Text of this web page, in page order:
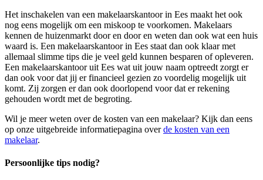
Het inschakelen van een makelaarskantoor in Ees maakt het ook
nog eens mogelijk om een miskoop te voorkomen. Makelaars
kennen de huizenmarkt door en door en weten dan ook wat een huis
waard is. Een makelaarskantoor in Ees staat dan ook klaar met
allemaal slimme tips die je veel geld kunnen besparen of opleveren.
Een makelaarskantoor uit Ees wat uit jouw naam optreedt zorgt er
dan ook voor dat jij er financieel gezien zo voordelig mogelijk uit
komt. Zij zorgen er dan ook doorlopend voor dat er rekening
gehouden wordt met de begroting.
Wil je meer weten over de kosten van een makelaar? Kijk dan eens
op onze uitgebreide informatiepagina overde kosten van een
makelaar.
Persoonlijke tips nodig?